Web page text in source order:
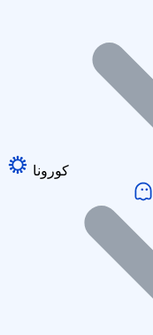
كورونا